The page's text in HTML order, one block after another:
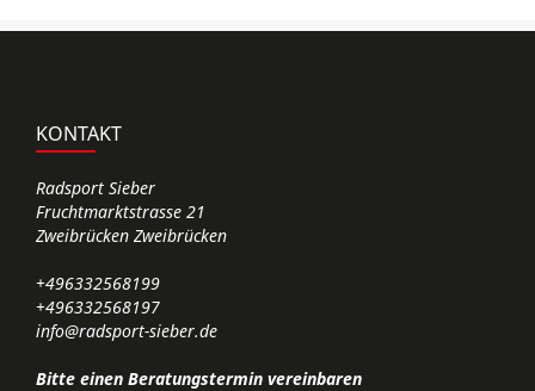
KONTAKT
Radsport Sieber
Fruchtmarktstrasse 21
Zweibrücken Zweibrücken
+496332568199
+496332568197
info@radsport-sieber.de
Bitte einen Beratungstermin vereinbaren